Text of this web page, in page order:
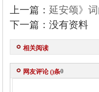
上一篇： 延安颂》
下一篇：没有资料
相关阅读
网友评论 ( 0
)条